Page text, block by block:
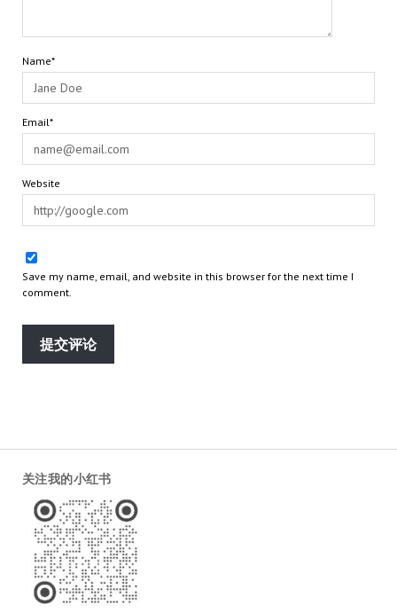
Name*
Email*
Website
Save my name, email, and website in this browser for the next time I
comment.
关注我的小红书